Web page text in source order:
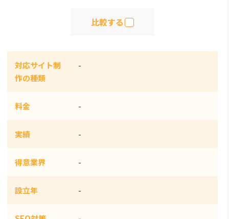
比較する
対応サイト制
作の種類
-
料金 -
実績 -
得意業界 -
設立年 -